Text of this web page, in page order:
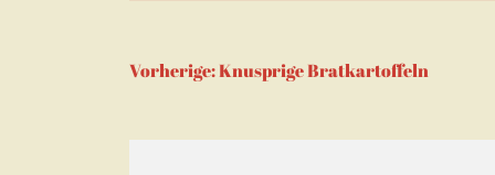
Vorherige:Knusprige Bratkartoffeln